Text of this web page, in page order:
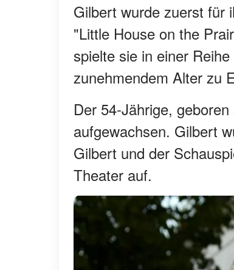
Gilbert wurde zuerst für
"Little House on the
spielte sie in einer
zunehmendem Alter zu
Der 54-Jährige,
aufgewachsen. Gilbert
Gilbert und der
Theater auf.